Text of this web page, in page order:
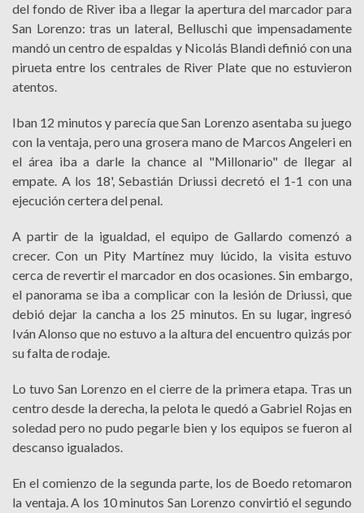
del fondo de River iba a llegar la apertura del marcador para
San Lorenzo: tras un lateral, Belluschi que impensadamente
mandó un centro de espaldas y Nicolás Blandi definió con una
pirueta entre los centrales de River Plate que no estuvieron
atentos.
Iban 12 minutos y parecía que San Lorenzo asentaba su juego
con la ventaja, pero una grosera mano de Marcos Angeleri en
el área iba a darle la chance al "Millonario" de llegar al
empate. A los 18', Sebastián Driussi decretó el 1-1 con una
ejecución certera del penal.
A partir de la igualdad, el equipo de Gallardo comenzó a
crecer. Con un Pity Martínez muy lúcido, la visita estuvo
cerca de revertir el marcador en dos ocasiones. Sin embargo,
el panorama se iba a complicar con la lesión de Driussi, que
debió dejar la cancha a los 25 minutos. En su lugar, ingresó
Iván Alonso que no estuvo a la altura del encuentro quizás por
su falta de rodaje.
Lo tuvo San Lorenzo en el cierre de la primera etapa. Tras un
centro desde la derecha, la pelota le quedó a Gabriel Rojas en
soledad pero no pudo pegarle bien y los equipos se fueron al
descanso igualados.
En el comienzo de la segunda parte, los de Boedo retomaron
la ventaja. A los 10 minutos San Lorenzo convirtió el segundo